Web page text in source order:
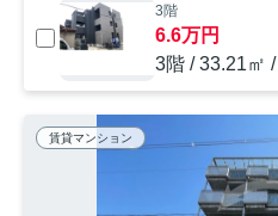
3階
6.6万円
3階 / 33.21㎡
賃貸マンション